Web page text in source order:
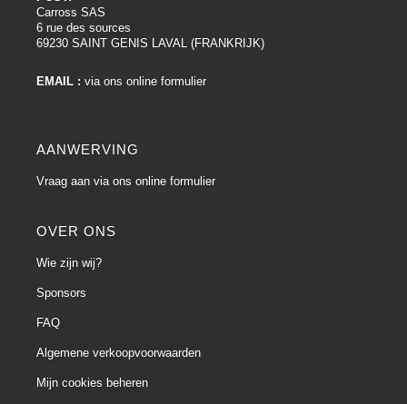
Carross SAS
6 rue des sources
69230 SAINT GENIS LAVAL (FRANKRIJK)
EMAIL : via ons online formulier
AANWERVING
Vraag aan via ons online formulier
OVER ONS
Wie zijn wij?
Sponsors
FAQ
Algemene verkoopvoorwaarden
Mijn cookies beheren